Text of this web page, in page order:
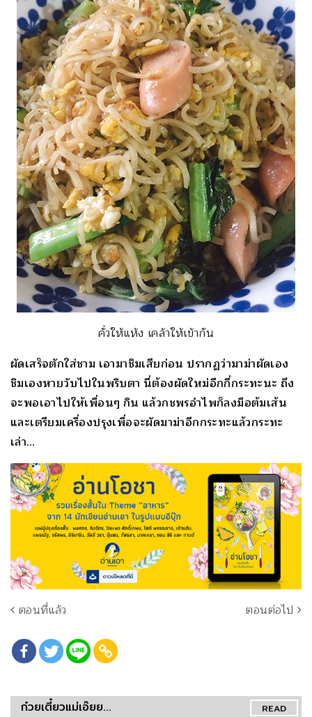
คั่วให้แห้ง เคล้าให้เข้ากัน
ผัดเสร็จตักใส่ชาม เอามาชิมเสียก่อน ปรากฏว่ามาม่าผัดเอง
ชิมเองหายวับไปในพริบตา นี่ต้องผัดใหม่อีกกี่กระทะนะ ถึง
จะพอเอาไปให้เพื่อนๆ กิน แล้วกชพรอำไพก็ลงมือต้มเส้น
และเตรียมเครื่องปรุงเพื่อจะผัดมาม่าอีกกระทะแล้วกระทะ
เล่า…
ตอนที่แล้ว ตอนต่อไป
READ
ก๋วยเตี๋ยวแม่เอ๊ยย...